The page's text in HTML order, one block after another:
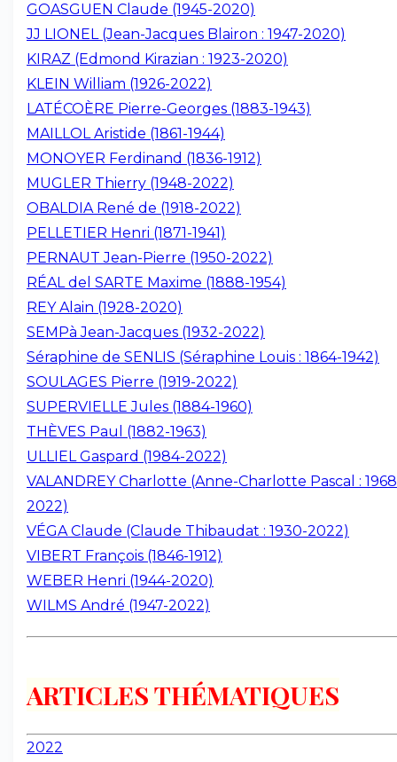
GOASGUEN Claude (1945-2020)
JJ LIONEL (Jean-Jacques Blairon : 1947-2020)
KIRAZ (Edmond Kirazian : 1923-2020)
KLEIN William (1926-2022)
LATÉCOÈRE Pierre-Georges (1883-1943)
MAILLOL Aristide (1861-1944)
MONOYER Ferdinand (1836-1912)
MUGLER Thierry (1948-2022)
OBALDIA René de (1918-2022)
PELLETIER Henri (1871-1941)
PERNAUT Jean-Pierre (1950-2022)
RÉAL del SARTE Maxime (1888-1954)
REY Alain (1928-2020)
SEMPà Jean-Jacques (1932-2022)
Séraphine de SENLIS (Séraphine Louis : 1864-1942)
SOULAGES Pierre (1919-2022)
SUPERVIELLE Jules (1884-1960)
THÈVES Paul (1882-1963)
ULLIEL Gaspard (1984-2022)
VALANDREY Charlotte (Anne-Charlotte Pascal :
2022)
VÉGA Claude (Claude Thibaudat : 1930-2022)
VIBERT François (1846-1912)
WEBER Henri (1944-2020)
WILMS André (1947-2022)
ARTICLES THÉMATIQUES
2022